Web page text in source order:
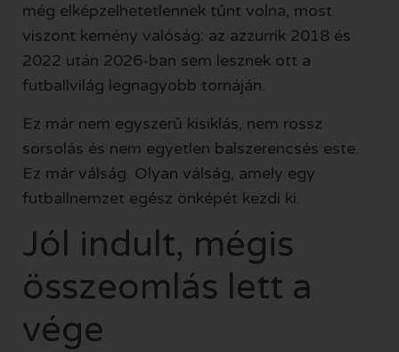
még elképzelhetetlennek tűnt volna, most
viszont kemény valóság: az azzurrik 2018 és
2022 után 2026-ban sem lesznek ott a
futballvilág legnagyobb tornáján.
Ez már nem egyszerű kisiklás, nem rossz
sorsolás és nem egyetlen balszerencsés este.
Ez már válság. Olyan válság, amely egy
futballnemzet egész önképét kezdi ki.
Jól indult, mégis
összeomlás lett a
vége